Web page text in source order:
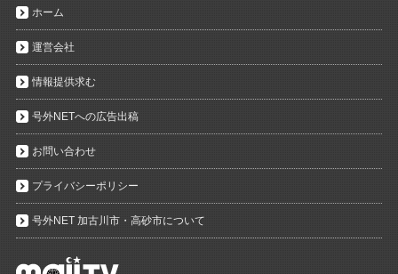
ホーム
運営会社
情報提供求む
号外NETへの広告出稿
お問い合わせ
プライバシーポリシー
号外NET 加古川市・高砂市について